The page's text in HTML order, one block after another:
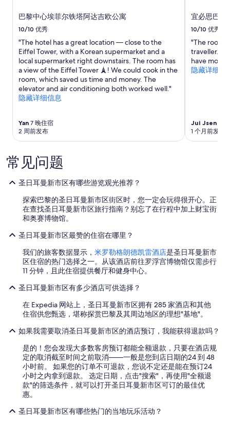
动。
款。
巴黎中心埃菲尔铁塔阿达吉欧公寓
10/10 优秀
"The hotel has a great location — close to the
Eiffel Tower, with a Korean supermarket and a
local supermarket right downstairs. The room has
a view of the Eiffel Tower 🗼! We could cook in the
room, which saved us time and money. The
elevator and air conditioning both worked well."
隐藏详细信息
Yan 7 晚住宿
2 周前发布
宜必思巴黎
10/10 优秀
"The room
traveller.
have
隐藏详细信
Jui Jsen
1 个月前发布
常见问题
圣日耳曼新市区有哪些游览观光推荐？
探索巴黎的圣日耳曼新市区街区时，您一定会玩得很开心。正
在查找圣日耳曼新市区旅行指南？别忘了在行程中加上财宝街
和奥赛博物馆。
圣日耳曼新市区最赞的住宿在哪里？
我们的旅客数据显示， 米罗勒格朗德凯雷酒店是圣日耳曼新市
区住宿的热门选择之一。从该酒店前往罗浮宫博物馆仅需步行
11 分钟，且此住宿提供餐厅和健身中心。
圣日耳曼新市区有多少酒店可供选择？
在 Expedia 网站上，圣日耳曼新市区拥有 285 家酒店和其他
住宿供您甄选，堪称探赏巴黎及其周边地区的理想"基地"。
如果我需要取消圣日耳曼新市区的酒店预订，我能获得退款吗？
是的！您会发现大多数客房预订都能全额退款，只要在酒店规
定的取消截至时间之前取消——一般是您到店日期的24 到 48
小时前。 如果您的订单不可退款，您说不定还是能在预订24
小时之内拿到退款。 选定日期，点击"搜索"，再使用"全额退
款"的筛选条件，就可以打开圣日耳曼新市区可订的最佳优
惠。
圣日耳曼新市区有哪些热门的当地玩乐活动？